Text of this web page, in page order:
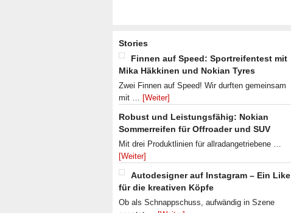
Stories
Finnen auf Speed: Sportreifentest mit
Mika Häkkinen und Nokian Tyres
Zwei Finnen auf Speed! Wir durften gemeinsam
mit … [Weiter]
Robust und Leistungsfähig: Nokian
Sommerreifen für Offroader und SUV
Mit drei Produktlinien für allradangetriebene …
[Weiter]
Autodesigner auf Instagram – Ein Like
für die kreativen Köpfe
Ob als Schnappschuss, aufwändig in Szene